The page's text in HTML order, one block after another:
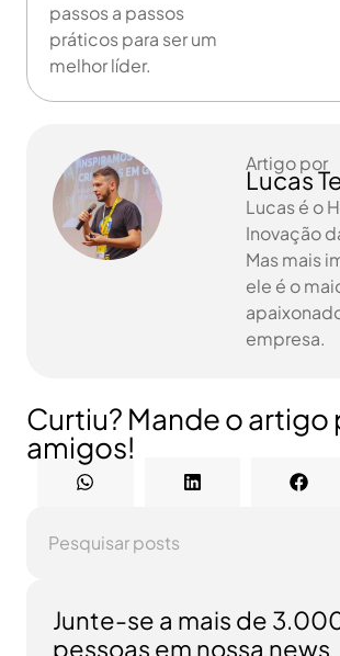
passos a passos
práticos para ser um
melhor líder.
Artigo por
Lucas
Lucas é o
Inovação
Mas mais
ele é o
empresa.
Curtiu? Mande o artigo
amigos!
Junte-se a mais de
pessoas em nossa news